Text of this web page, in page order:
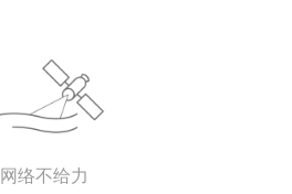
网络不给力